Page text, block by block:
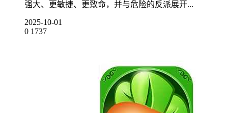
强大、更敏捷、更致命，并与危险的反派展开...
2025-10-01
0 1737